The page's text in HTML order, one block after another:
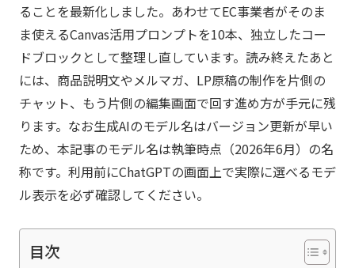
ることを最新化しました。あわせてEC事業者がそのま
ま使えるCanvas活用プロンプトを10本、独立したコー
ドブロックとして整理し直しています。読み終えたあと
には、商品説明文やメルマガ、LP原稿の制作を片側の
チャット、もう片側の編集画面で回す進め方が手元に残
ります。なお生成AIのモデル名はバージョン更新が早い
ため、本記事のモデル名は執筆時点（2026年6月）の名
称です。利用前にChatGPTの画面上で実際に選べるモデ
ル表示を必ず確認してください。
目次